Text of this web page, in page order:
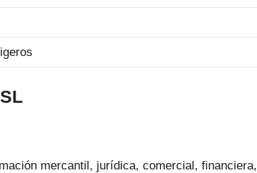
mercantil, jurídica, comercial, financiera,